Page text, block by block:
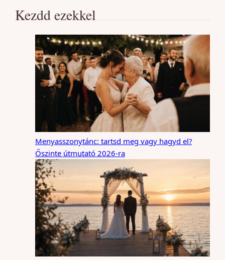
Kezdd ezekkel
Menyasszonytánc: tartsd meg vagy hagyd el?
Őszinte útmutató 2026-ra